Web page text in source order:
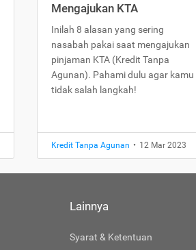
Mengajukan KTA
Inilah 8 alasan yang sering
nasabah pakai saat mengajukan
pinjaman KTA (Kredit Tanpa
Agunan). Pahami dulu agar kamu
tidak salah langkah!
Kredit Tanpa Agunan • 12 Mar 2023
Lainnya
Syarat & Ketentuan